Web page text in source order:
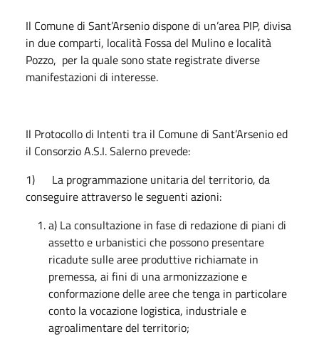
Il Comune di Sant’Arsenio dispone di un’area PIP, divisa
in due comparti, località Fossa del Mulino e località
Pozzo, per la quale sono state registrate diverse
manifestazioni di interesse.
Il Protocollo di Intenti tra il Comune di Sant’Arsenio ed
il Consorzio A.S.I. Salerno prevede:
1) La programmazione unitaria del territorio, da
conseguire attraverso le seguenti azioni:
a) La consultazione in fase di redazione di piani di
assetto e urbanistici che possono presentare
ricadute sulle aree produttive richiamate in
premessa, ai fini di una armonizzazione e
conformazione delle aree che tenga in particolare
conto la vocazione logistica, industriale e
agroalimentare del territorio;